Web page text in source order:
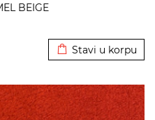
BEIGE
Stavi u korpu